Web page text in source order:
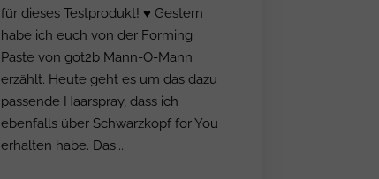
für dieses Testprodukt! ♥ Gestern
habe ich euch von der Forming
Paste von got2b Mann-O-Mann
erzählt. Heute geht es um das dazu
passende Haarspray, dass ich
ebenfalls über Schwarzkopf for You
erhalten habe. Das...